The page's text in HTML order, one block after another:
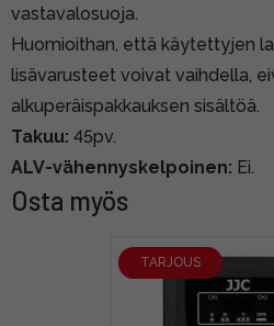
vastavalosuoja.
Huomioithan, että käytettyjen
lisävarusteet voivat vaihdella,
alkuperäispakkauksen sisältöä.
Takuu: 45pv.
ALV-vähennyskelpoinen: Ei.
Osta myös
TARJOUS